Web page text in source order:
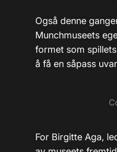
Også denne
Munchmuseets
formet som
å få en såpass
For Birgitte Aga,